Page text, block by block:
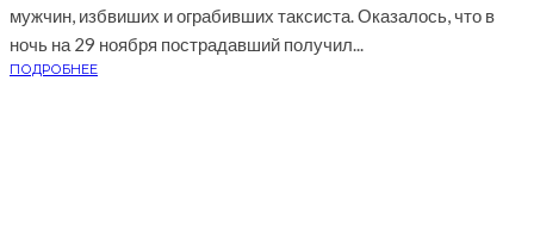
мужчин, избвиших и ограбивших таксиста. Оказалось, что в
ночь на 29 ноября пострадавший получил...
ПОДРОБНЕЕ